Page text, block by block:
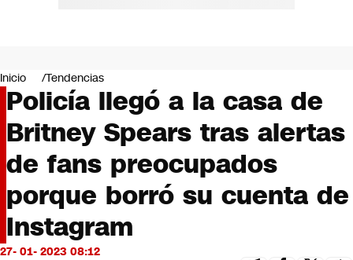
Negocios
Deportes
Programas completos
Cultura
Servicios
Bits
CNN tiempo
Futuro 360
Opinión
Inicio Tendencias
Policía llegó a la casa de
Britney Spears tras alertas
de fans preocupados
porque borró su cuenta de
Instagram
27- 01- 2023 08:12